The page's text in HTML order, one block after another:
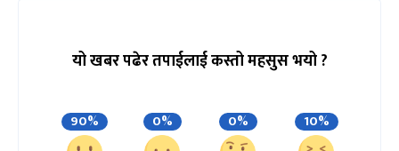
यो खबर पढेर तपाईलाई कस्तो महसुस भयो ?
90% 0% 0% 10%